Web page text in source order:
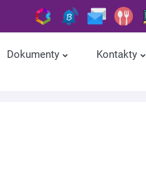
Dokumenty Kontakty